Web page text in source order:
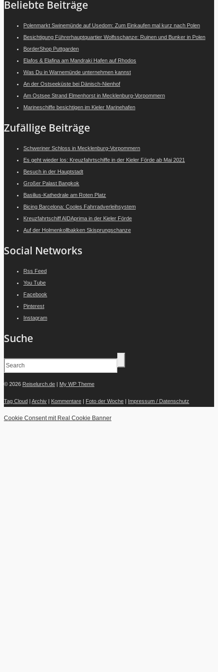
Beliebte Beiträge
Polenmarkt Swinemünde auf Usedom: Zum Einkaufen mal kurz nach Polen
Besichtigung Führerhauptquartier Wolfsschanze: Ruinen und Bunker in Polen
BorderShop Puttgarden
Elafos & Elafina am Mandraki Hafen auf Rhodos
Was Du in Warnemünde unternehmen kannst
An der Ostseeküste bei Dänisch-Nienhof
Am Ostsee Strand Elmenhorst in Mecklenburg-Vorpommern
Marineschiffe besichtigen im Kieler Marinehafen
Zufällige Beiträge
Schweriner Schloss in Mecklenburg-Vorpommern
Es geht wieder los: Kreuzfahrtschiffe in der Kieler Förde ab Mai 2021
Besuch in der Hauptstadt
Großer Palast Bangkok
Basilius-Kathedrale am Roten Platz
Bicing Barcelona: Cooles Fahrradverleihsystem
Kreuzfahrtschiff AIDAprima in der Kieler Förde
Auf der Holmenkollbakken Skisprungschanze
Social Networks
Rss Feed
You Tube
Facebook
Pinterest
Instagram
Suche
© 2026 Reiselurch.de | My WP Theme
Tag Cloud | Archiv | Kommentare | Foto der Woche | Impressum / Datenschutz
Cookie Consent mit Real Cookie Banner